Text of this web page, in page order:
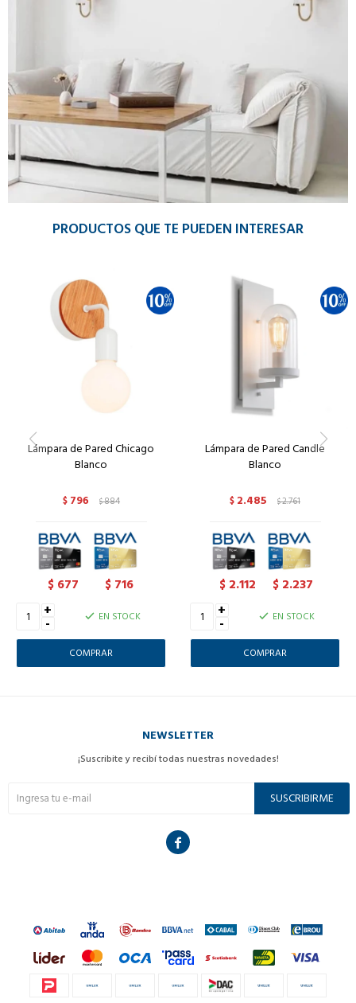
PRODUCTOS QUE TE PUEDEN INTERESAR
Lámpara de Pared Chicago
Blanco
$ 796 $884
$ 677 $ 716
+
- EN STOCK
Lámpara de Pared Candle
Blanco
$ 2.485 $2.761
$ 2.112 $ 2.237
+
- EN STOCK
NEWSLETTER
¡Suscribite y recibí todas nuestras novedades!
SUSCRIBIRME
